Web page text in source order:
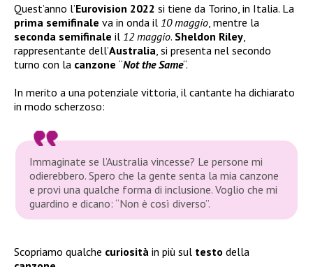
Quest’anno l’Eurovision 2022 si tiene da Torino, in Italia. La
prima semifinale va in onda il 10 maggio , mentre la
seconda semifinale il 12 maggio. Sheldon Riley
rappresentante dell’Australia , si presenta nel secondo
turno con la canzone “Not the Same“.
In merito a una potenziale vittoria, il cantante ha dichiarato
in modo scherzoso:
Immaginate se l’Australia vincesse? Le persone mi
odierebbero. Spero che la gente senta la mia canzone
e provi una qualche forma di inclusione. Voglio che mi
guardino e dicano: “Non è così diverso”.
Scopriamo qualche curiosità in più sul testo della